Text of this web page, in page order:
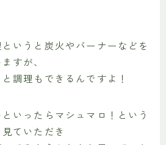
いうと炭火やバーナーなどを
すが、
調理もできるんですよ！
いったらマシュマロ！という
ていただき